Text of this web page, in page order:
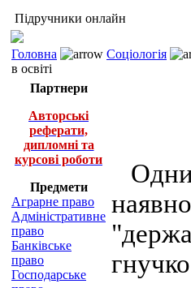
Підручники онлайн
Головна Соціологія
в освіті
Партнери
Авторські
реферати,
дипломні та
курсові роботи
Предмети
Аграрне право
Адміністративне
право
Банківське
право
Господарське